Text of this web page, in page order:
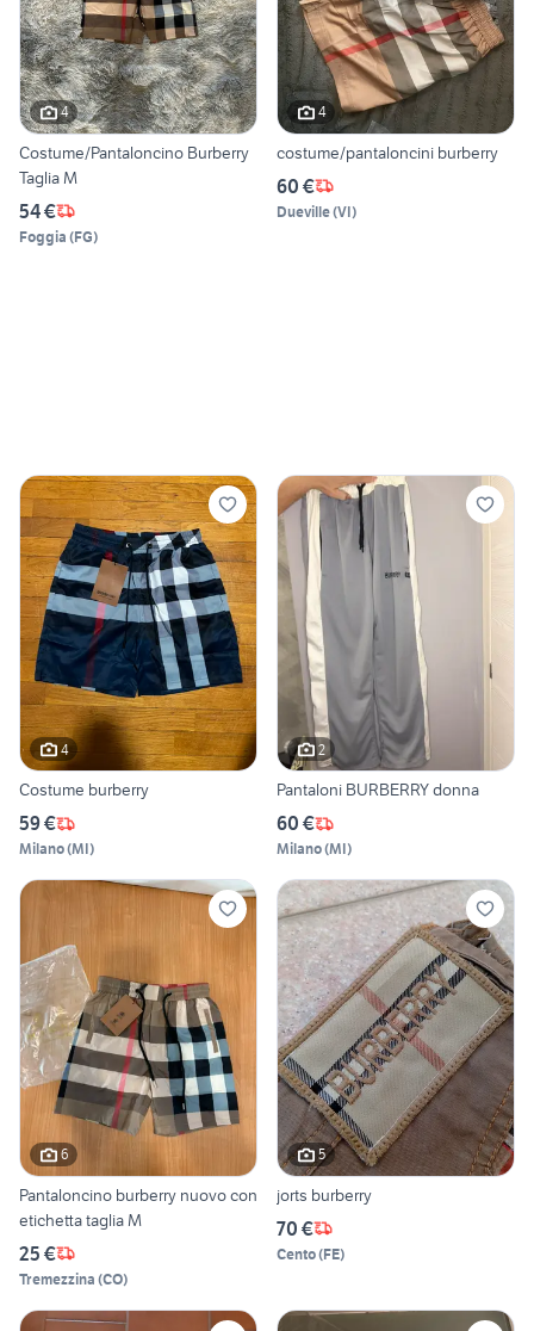
4
Costume/Pantaloncino Burberry
Taglia M
54 €
Foggia (FG)
4
costume/pantaloncini burberry
60 €
Dueville(VI)
4
Costume burberry
59 €
Milano(MI)
2
Pantaloni BURBERRY donna
60 €
Milano(MI)
6
Pantaloncino burberry nuovo con
etichetta taglia M
25 €
Tremezzina (CO)
5
jorts burberry
70 €
Cento(FE)